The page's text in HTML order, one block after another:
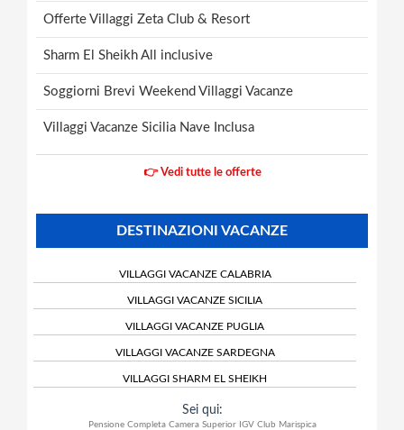
Offerte Villaggi Zeta Club & Resort
Sharm El Sheikh All inclusive
Soggiorni Brevi Weekend Villaggi Vacanze
Villaggi Vacanze Sicilia Nave Inclusa
👉 Vedi tutte le offerte
DESTINAZIONI VACANZE
VILLAGGI VACANZE CALABRIA
VILLAGGI VACANZE SICILIA
VILLAGGI VACANZE PUGLIA
VILLAGGI VACANZE SARDEGNA
VILLAGGI SHARM EL SHEIKH
Sei qui:
Pensione Completa Camera Superior IGV Club Marispica